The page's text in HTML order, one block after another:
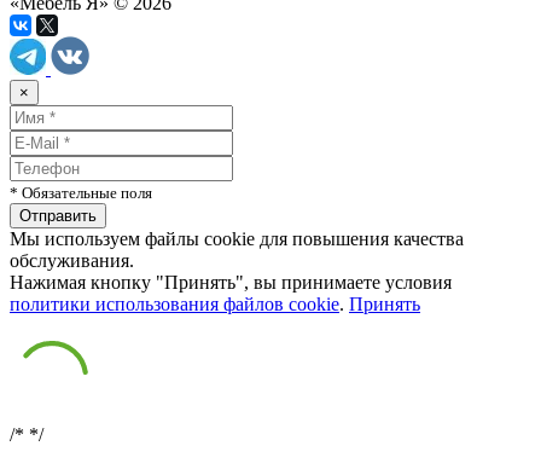
×
* Обязательные поля
Мы используем файлы cookie для повышения качества
обслуживания.
Нажимая кнопку "Принять", вы принимаете условия
политики использования файлов cookie. Принять
/* */